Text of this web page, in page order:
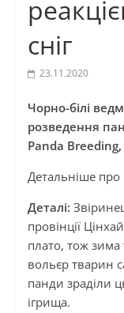
сніг
23.11.2020
Чорно-білі
розведення
Panda
Детальніше про
Деталі:
провінції
плато, тож
вольєр тварин
панди зраділи
ігрища.